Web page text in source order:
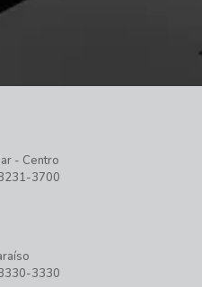
- Centro
3700
3330